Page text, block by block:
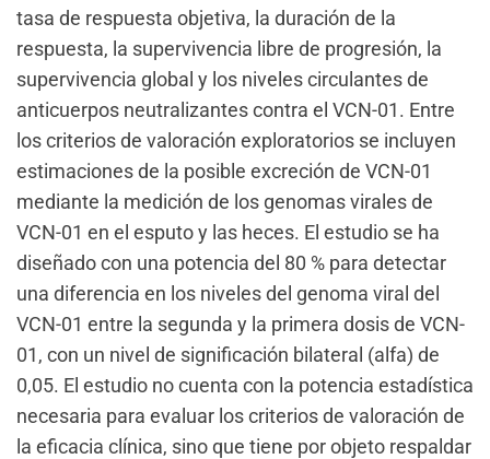
tasa de respuesta objetiva, la duración de la
respuesta, la supervivencia libre de progresión, la
supervivencia global y los niveles circulantes de
anticuerpos neutralizantes contra el VCN-01. Entre
los criterios de valoración exploratorios se incluyen
estimaciones de la posible excreción de VCN-01
mediante la medición de los genomas virales de
VCN-01 en el esputo y las heces. El estudio se ha
diseñado con una potencia del 80 % para detectar
una diferencia en los niveles del genoma viral del
VCN-01 entre la segunda y la primera dosis de VCN-
01, con un nivel de significación bilateral (alfa) de
0,05. El estudio no cuenta con la potencia estadística
necesaria para evaluar los criterios de valoración de
la eficacia clínica, sino que tiene por objeto respaldar